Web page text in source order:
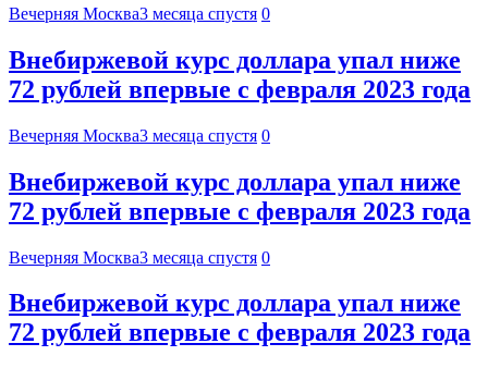
Вечерняя Москва3 месяца спустя 0
Внебиржевой курс доллара упал ниже
72 рублей впервые с февраля 2023 года
Вечерняя Москва3 месяца спустя 0
Внебиржевой курс доллара упал ниже
72 рублей впервые с февраля 2023 года
Вечерняя Москва3 месяца спустя 0
Внебиржевой курс доллара упал ниже
72 рублей впервые с февраля 2023 года